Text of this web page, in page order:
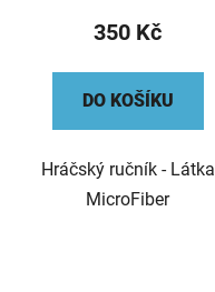
350 Kč
DO KOŠÍKU
Hráčský ručník - Látka
MicroFiber